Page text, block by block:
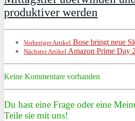
produktiver werden
Vorheriger Artikel Bose bringt neue
Nächster Artikel Amazon Prime Day
Keine Kommentare vorhanden
Du hast eine Frage oder eine
Teile sie mit uns!